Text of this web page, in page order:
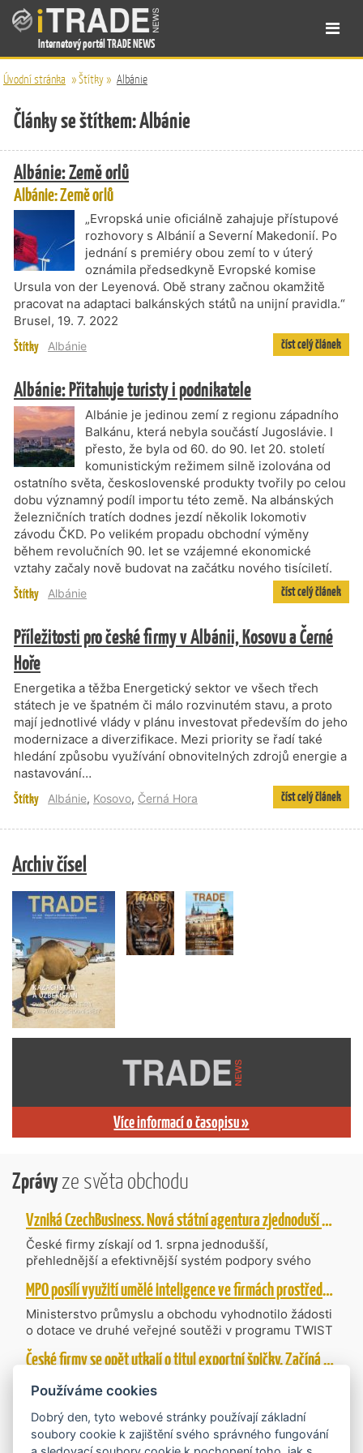
Internetový portál TRADE NEWS
Úvodní stránka »Štítky» Albánie
Články se štítkem: Albánie
Albánie: Země orlů
Albánie: Země orlů
„Evropská unie oficiálně zahajuje přístupové
rozhovory s Albánií a Severní Makedonií. Po
jednání s premiéry obou zemí to v úterý
oznámila předsedkyně Evropské komise
Ursula von der Leyenová. Obě strany začnou okamžitě
pracovat na adaptaci balkánských států na unijní pravidla.“
Brusel, 19. 7. 2022
Štítky Albánie číst celý článek
Albánie: Přitahuje turisty i podnikatele
Albánie je jedinou zemí z regionu západního
Balkánu, která nebyla součástí Jugoslávie. I
přesto, že byla od 60. do 90. let 20. století
komunistickým režimem silně izolována od
ostatního světa, československé produkty tvořily po celou
dobu významný podíl importu této země. Na albánských
železničních tratích dodnes jezdí několik lokomotiv
závodu ČKD. Po velikém propadu obchodní výměny
během revolučních 90. let se vzájemné ekonomické
vztahy začaly nově budovat na začátku nového tisíciletí.
Štítky Albánie číst celý článek
Příležitosti pro české firmy v Albánii, Kosovu a Černé
Hoře
Energetika a těžba Energetický sektor ve všech třech
státech je ve špatném či málo rozvinutém stavu, a proto
mají jednotlivé vlády v plánu investovat především do jeho
modernizace a diverzifikace. Mezi priority se řadí také
hledání způsobu využívání obnovitelných zdrojů energie a
nastavování…
Štítky Albánie, Kosovo, Černá Hora číst celý článek
Archiv čísel
Více informací o časopisu »
Zprávyze světa obchodu
Vzniká CzechBusiness. Nová státní agentura zjednoduší podporu českých firem
České firmy získají od 1. srpna jednodušší,
přehlednější a efektivnější systém podpory svého
CzechBusiness, která propojuje dosavadní
kompetence agentur CzechTrade a CzechInvest.
Firmám nabídne jednoho partnera pro rozvoj od
inovací až po zahraniční expanzi.
MPO posílí využití umělé inteligence ve firmách prostřednictvím 40 projektů z programu TWIST
Ministerstvo průmyslu a obchodu vyhodnotilo žádosti
o dotace ve druhé veřejné soutěži v programu TWIST
– Transfer, Výzkum, Vývoj a Inovace pro Strategické
Technologie, do které bylo podáno 318 návrhů
mld. Kč. Částkou 630 mil. Kč bude podpořeno čtyřicet
nejlépe hodnocených projektů zaměřených na
výzkum v oblasti umělé inteligence a její aplikace do
podnikových procesů a do vývoje nových produktů na
České firmy se opět utkají o titul exportní špičky. Začíná další ročník Ocenění Českých Exportérů
Projekt Ocenění Českých Exportérů (OCE) otevřel
přihlášky do dalšího ročníku soutěže, v níž se
úspěšné ryze české firmy opět utkají o prestižní titul.
Projekt dlouhodobě vyzdvihuje, podporuje a oceňuje
podniky, které úspěšně prosazují své produkty avíce zpráv
Používáme cookies
Dobrý den, tyto webové stránky používají základní
soubory cookie k zajištění svého správného fungování